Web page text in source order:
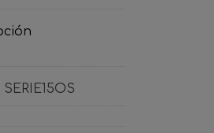
SERIE15OS